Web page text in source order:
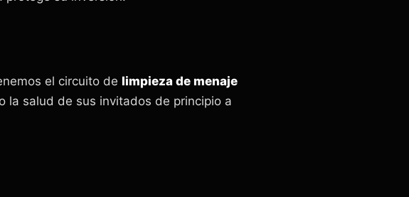
el circuito de limpieza de menaje
la salud de sus invitados de principio a